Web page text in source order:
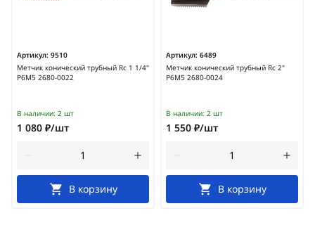
Артикул: 9510
Метчик конический трубный Rc 1 1/4"
Р6М5 2680-0022
В наличии: 2 шт
1 080 ₽/шт
В корзину
Артикул: 6489
Метчик конический трубный Rc 2"
Р6М5 2680-0024
В наличии: 2 шт
1 550 ₽/шт
В корзину